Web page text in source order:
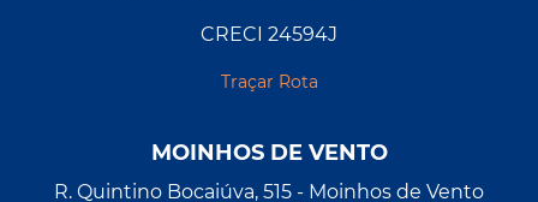
CRECI 24594J
Traçar Rota
MOINHOS DE VENTO
R. Quintino Bocaiúva, 515 - Moinhos de Vento